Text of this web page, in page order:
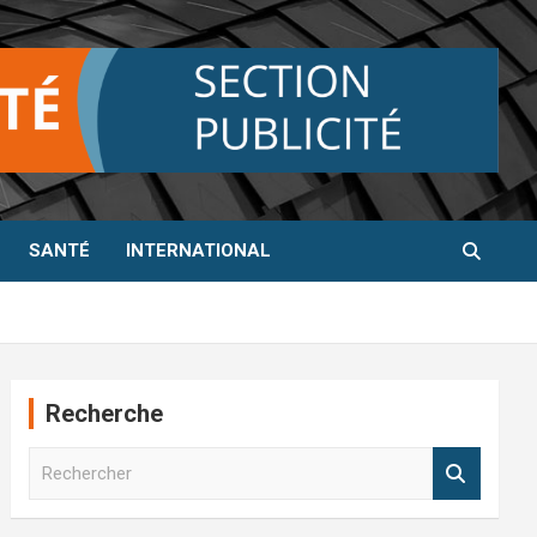
SANTÉ INTERNATIONAL
Recherche